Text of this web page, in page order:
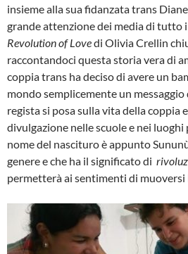
insieme alla sua fidanzata trans
grande attenzione dei media di tutto
Revolution of Lovedi Olivia Crellin
raccontandoci questa storia vera di
coppia trans ha deciso di avere un
mondo semplicemente un messaggio
regista si posa sulla vita della coppia
divulgazione nelle scuole e nei
nome del nascituro è appunto
genere e che ha il significato di
permetterà ai sentimenti di muoversi